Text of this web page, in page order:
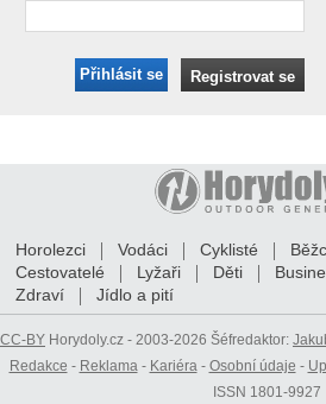
Přihlásit se Registrovat se
Horolezci Vodáci Cyklisté
Cestovatelé
Lyžaři Děti
Zdraví
Jídlo a pití
CC-BY Horydoly.cz - 2003-2026 Šéfredaktor:
Redakce - Reklama- Kariéra- Osobní údaje -
ISSN 1801-9927